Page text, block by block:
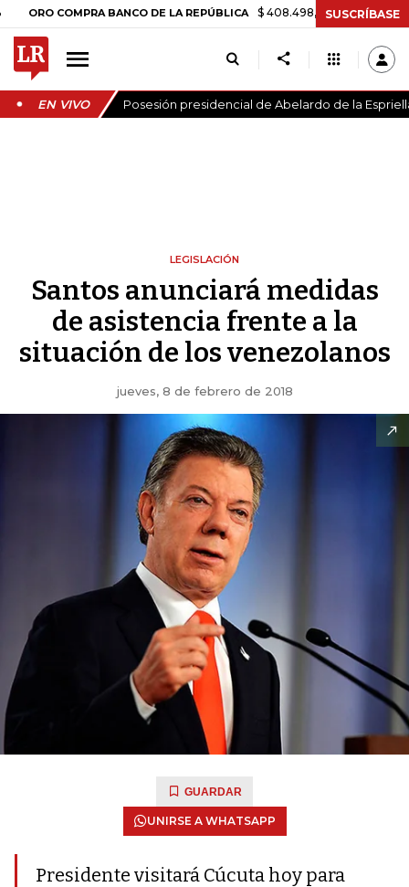
COMPRA BANCO DE LA REPÚBLICA $ 408.498,97 +$ 8.753,81 +2,19%
SUSCRÍBASE
EN VIVO Posesión presidencial de Abelardo de la
LEGISLACIÓN
Santos anunciará medidas
de asistencia frente a la
situación de los venezolanos
jueves, 8 de febrero de 2018
GUARDAR
UNIRSE A WHATSAPP
Presidente visitará Cúcuta hoy para